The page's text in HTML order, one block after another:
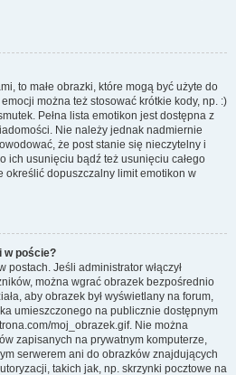
to małe obrazki, które mogą być użyte do
można też stosować krótkie kody, np. :)
Pełna lista emotikon jest dostępna z
Nie należy jednak nadmiernie
że post stanie się nieczytelny i
ich usunięciu bądź też usunięciu całego
określić dopuszczalny limit emotikon w
w poście?
postach. Jeśli administrator włączył
można wgrać obrazek bezpośrednio
aby obrazek był wyświetlany na forum,
umieszczonego na publicznie dostępnym
moj_obrazek.gif. Nie można
zapisanych na prywatnym komputerze,
serwerem ani do obrazków znajdujących
takich jak, np. skrzynki pocztowe na